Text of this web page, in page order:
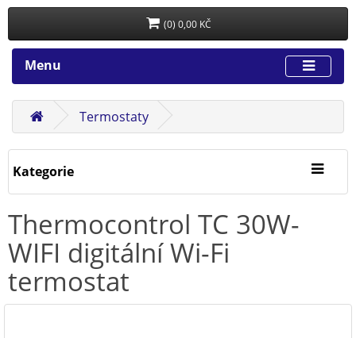
(0) 0,00 KČ
Menu
Termostaty
Kategorie
Thermocontrol TC 30W-
WIFI digitální Wi-Fi
termostat